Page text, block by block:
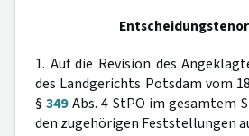
Entscheidungstenor
1. Auf die Revision des
des Landgerichts Potsdam vom
§349Abs. 4 StPO im gesamtem
den zugehörigen Feststellungen